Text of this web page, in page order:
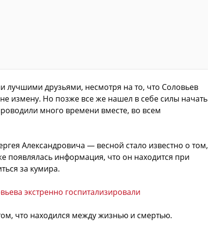
друзьями, несмотря на то, что Соловьев
измену. Но позже все же нашел в себе силы начать
много времени вместе, во всем
Александровича — весной стало известно о том,
появлялась информация, что он находится при
за кумира.
экстренно госпитализировали
что находился между жизнью и смертью.